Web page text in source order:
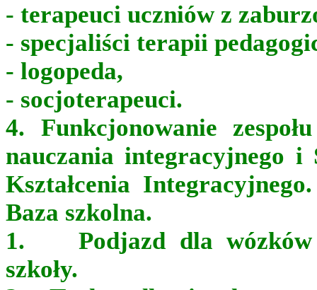
- terapeuci uczniów z
- specjaliści terapii
- logopeda,
- socjoterapeuci.
4. Funkcjonowanie zespołu
nauczania integracyjnego i
Kształcenia Integracyjnego.
Baza szkolna.
1. Podjazd dla wózków
szkoły.